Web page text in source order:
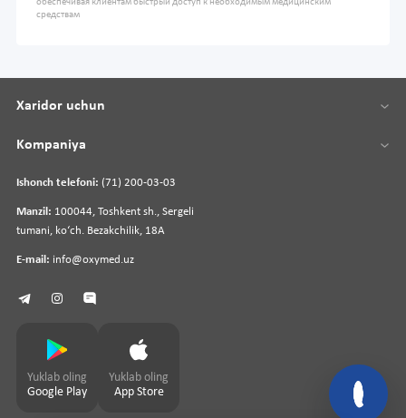
обеспечивая клиентам быстрый доступ к необходимым медицинским
средствам
Ishonch telefoni: (71) 200-03-03
Manzil: 100044, Toshkent sh., Sergeli
tumani, koʻch. Bezakchilik, 18A
E-mail: info@oxymed.uz
Xaridor uchun
Kompaniya
Yuklab oling
Google Play
Yuklab oling
App Store